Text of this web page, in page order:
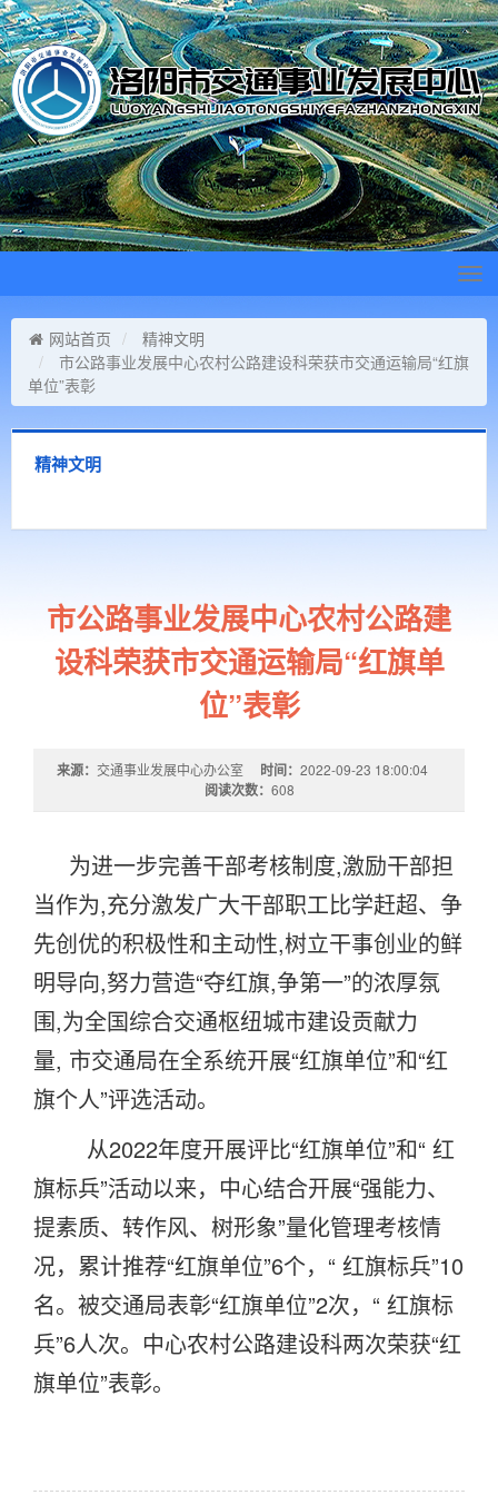
网站首页
精神文明
市公路事业发展中心农村公路建设科荣获市交通运输局“红旗
单位”表彰
精神文明
市公路事业发展中心农村公路建
设科荣获市交通运输局“红旗单
位”表彰
来源： 交通事业发展中心办公室 时间： 2022-09-23 18:00:04
阅读次数： 608
为进一步完善干部考核制度,激励干部担
当作为,充分激发广大干部职工比学赶超、争
先创优的积极性和主动性,树立干事创业的鲜
明导向,努力营造“夺红旗,争第一”的浓厚氛
围,为全国综合交通枢纽城市建设贡献力
量, 市交通局在全系统开展“红旗单位”和“红
旗个人”评选活动。
从2022年度开展评比“红旗单位”和“ 红
旗标兵”活动以来，中心结合开展“强能力、
提素质、转作风、树形象”量化管理考核情
况，累计推荐“红旗单位”6个，“ 红旗标兵”10
名。被交通局表彰“红旗单位”2次，“ 红旗标
兵”6人次。中心农村公路建设科两次荣获“红
旗单位”表彰。